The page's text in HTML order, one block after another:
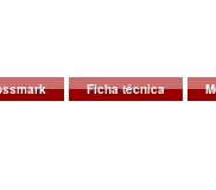
Ficha técnica